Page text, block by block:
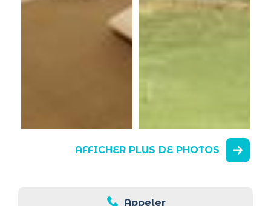
AFFICHER PLUS DE PHOTOS
Appeler